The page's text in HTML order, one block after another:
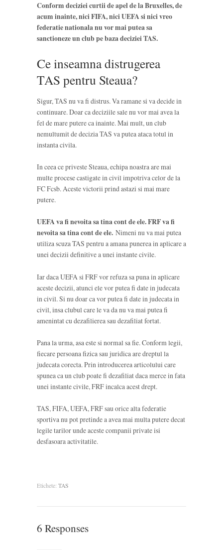
Conform deciziei curtii de apel de la Bruxelles, de
acum inainte, nici FIFA, nici UEFA si nici vreo
federatie nationala nu vor mai putea sa
sanctioneze un club pe baza deciziei TAS.
Ce inseamna distrugerea
TAS pentru Steaua?
Sigur, TAS nu va fi distrus. Va ramane si va decide in
continuare. Doar ca deciziile sale nu vor mai avea la
fel de mare putere ca inainte. Mai mult, un club
nemultumit de decizia TAS va putea ataca totul in
instanta civila.
In ceea ce priveste Steaua, echipa noastra are mai
multe procese castigate in civil impotriva celor de la
FC Fcsb. Aceste victorii prind astazi si mai mare
putere.
UEFA va fi nevoita sa tina cont de ele. FRF va fi
nevoita sa tina cont de ele. Nimeni nu va mai putea
utiliza scuza TAS pentru a amana punerea in aplicare a
unei decizii definitive a unei instante civile.
Iar daca UEFA si FRF vor refuza sa puna in aplicare
aceste decizii, atunci ele vor putea fi date in judecata
in civil. Si nu doar ca vor putea fi date in judecata in
civil, insa clubul care le va da nu va mai putea fi
amenintat cu dezafilierea sau dezafiliat fortat.
Pana la urma, asa este si normal sa fie. Conform legii,
fiecare persoana fizica sau juridica are dreptul la
judecata corecta. Prin introducerea articolului care
spunea ca un club poate fi dezafiliat daca merce in fata
unei instante civile, FRF incalca acest drept.
TAS, FIFA, UEFA, FRF sau orice alta federatie
sportiva nu pot pretinde a avea mai multa putere decat
legile tarilor unde aceste companii private isi
desfasoara activitatile.
Etichete: TAS
6 Responses